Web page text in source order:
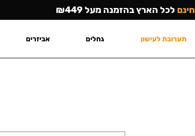
חינם לכל הארץ בהזמנה מעל ₪449
תערובת לעישון גחלים אביזרים